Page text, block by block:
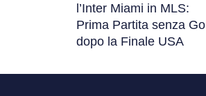
l’Inter Miami in MLS:
Prima Partita senza Gol
dopo la Finale USA